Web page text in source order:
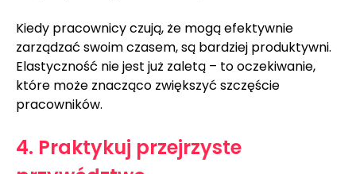
Kiedy pracownicy czują, że mogą efektywnie
zarządzać swoim czasem, są bardziej produktywni.
Elastyczność nie jest już zaletą – to oczekiwanie,
które może znacząco zwiększyć szczęście
pracowników.
4. Praktykuj przejrzyste